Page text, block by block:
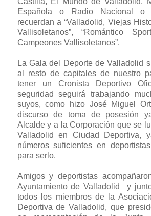
Española o Radio Nacional o
recuerdan a “Valladolid, Viejas
Vallisoletanos”, “Romántico
Campeones Vallisoletanos”.
La Gala del Deporte de Valladolid
al resto de capitales de nuestro
tener un Cronista Deportivo
seguridad seguirá trabajando
suyos, como hizo José Miguel
discurso de toma de posesión
Alcalde y a la Corporación que se
Valladolid en Ciudad Deportiva,
números suficientes en
para serlo.
Amigos y deportistas
Ayuntamiento de Valladolid y
todos los miembros de la
Deportiva de Valladolid, que